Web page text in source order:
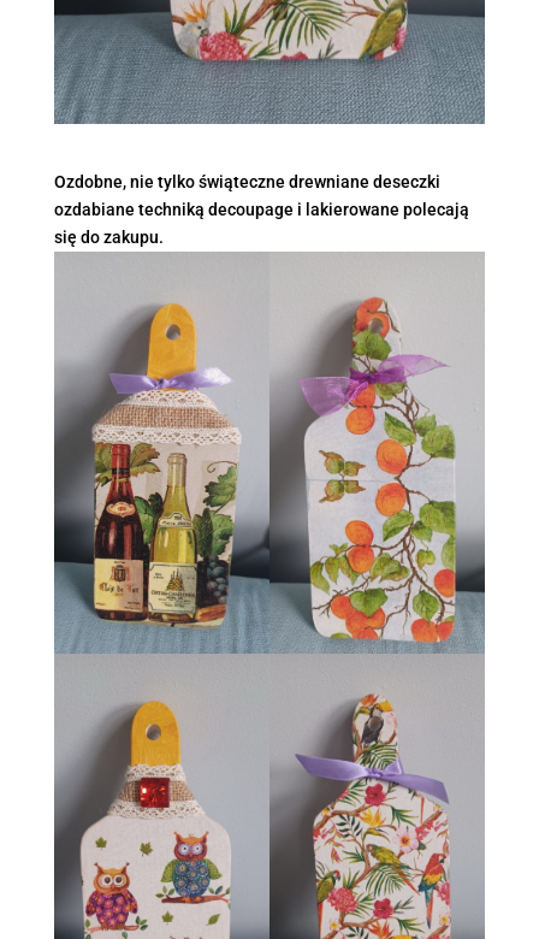
Ozdobne, nie tylko świąteczne drewniane deseczki
ozdabiane techniką decoupage i lakierowane polecają
się do zakupu.